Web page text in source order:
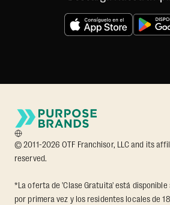
© 2011-2026 OTF Franchisor, LLC and its
reserved.
*La oferta de 'Clase Gratuita' está
por primera vez y los residentes locales de